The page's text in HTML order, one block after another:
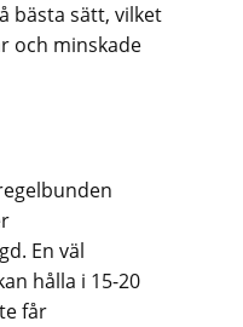
bästa sätt, vilket
och minskade
En väl
hålla i 15-20
får